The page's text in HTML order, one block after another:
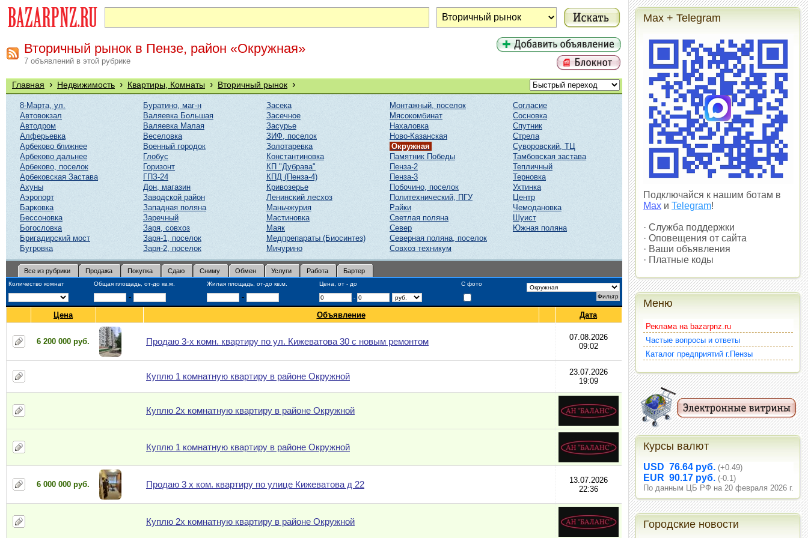
Вторичный рынок в Пензе, район «Окружная»
7 объявлений в этой рубрике
Главная › Недвижимость › Квартиры, Комнаты › Вторичный рынок ›
8-Марта, ул.
Автовокзал
Автодром
Алферьевка
Арбеково ближнее
Арбеково дальнее
Арбеково, поселок
Арбековская Застава
Ахуны
Аэропорт
Барковка
Бессоновка
Богословка
Бригадирский мост
Бугровка
Буратино, маг-н
Валяевка Большая
Валяевка Малая
Веселовка
Военный городок
Глобус
Горизонт
ГПЗ-24
Дон, магазин
Заводской район
Западная поляна
Заречный
Заря, совхоз
Заря-1, поселок
Заря-2, поселок
Засека
Засечное
Засурье
ЗИФ, поселок
Золотаревка
Константиновка
КП "Дубрава"
КПД (Пенза-4)
Кривозерье
Ленинский лесхоз
Маньчжурия
Мастиновка
Маяк
Медпрепараты (Биосинтез)
Мичурино
Монтажный, поселок
Мясокомбинат
Нахаловка
Ново-Казанская
Окружная
Памятник Победы
Пенза-2
Пенза-3
Побочино, поселок
Политехнический, ПГУ
Райки
Светлая поляна
Север
Северная поляна, поселок
Совхоз техникум
Согласие
Сосновка
Спутник
Стрела
Суворовский, ТЦ
Тамбовская застава
Тепличный
Терновка
Ухтинка
Центр
Чемодановка
Шуист
Южная поляна
Все из рубрики Продажа Покупка Сдаю Сниму Обмен Услуги Работа Бартер
Количество комнат Общая площадь, от-до кв.м. Жилая площадь, от-до кв.м. Цена, от - до С фото
- - -
Цена Объявление Дата
6 200 000 руб. Продаю 3-х комн. квартиру по ул. Кижеватова 30 c новым ремонтом
07.08.2026
09:02
Куплю 1 комнатную квартиру в районе Окружной
23.07.2026
19:09
Куплю 2х комнатную квартиру в районе Окружной
Куплю 1 комнатную квартиру в районе Окружной
6 000 000 руб. Продаю 3 х ком. квартиру по улице Кижеватова д 22
13.07.2026
22:36
Куплю 2х комнатную квартиру в районе Окружной
Max + Telegram
Подключайся к нашим ботам в
Max и Telegram!
· Служба поддержки
· Оповещения от сайта
· Ваши объявления
· Платные коды
Меню
Реклама на bazarpnz.ru
Частые вопросы и ответы
Каталог предприятий г.Пензы
Курсы валют
USD 76.64 руб. (+0.49)
EUR 90.17 руб. (-0.1)
По данным ЦБ РФ на 20 февраля 2026 г.
Городские новости